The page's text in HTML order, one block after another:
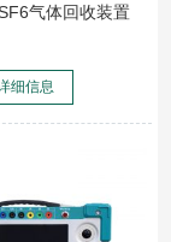
气体回收装置
细信息